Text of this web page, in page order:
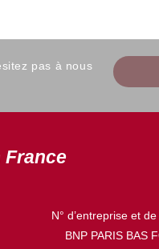
pas à nous
France
N° d’entreprise et
BNP PARIS BAS